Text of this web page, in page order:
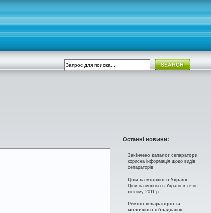
Останні новини:
Закінчено каталог сепаратори
корисна інформація щодо видів
сепараторів
Ціни на молоко в Україні
Ціни на молоко в Україні в січні-
лютому 2011 р.
Ремонт сепараторів та
молочного обладнання